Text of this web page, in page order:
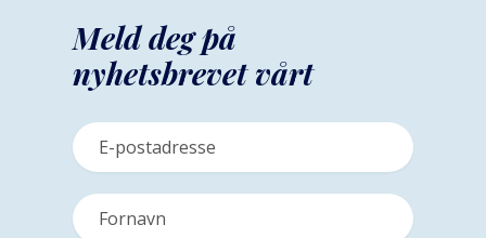
Meld deg på
nyhetsbrevet vårt